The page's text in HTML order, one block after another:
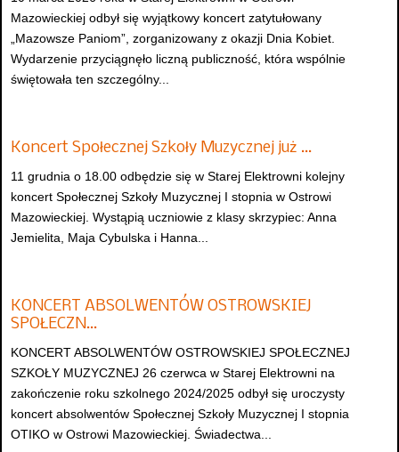
Mazowieckiej odbył się wyjątkowy koncert zatytułowany
„Mazowsze Paniom”, zorganizowany z okazji Dnia Kobiet.
Wydarzenie przyciągnęło liczną publiczność, która wspólnie
świętowała ten szczególny...
Koncert Społecznej Szkoły Muzycznej już …
11 grudnia o 18.00 odbędzie się w Starej Elektrowni kolejny
koncert Społecznej Szkoły Muzycznej I stopnia w Ostrowi
Mazowieckiej. Wystąpią uczniowie z klasy skrzypiec: Anna
Jemielita, Maja Cybulska i Hanna...
KONCERT ABSOLWENTÓW OSTROWSKIEJ
SPOŁECZN…
KONCERT ABSOLWENTÓW OSTROWSKIEJ SPOŁECZNEJ
SZKOŁY MUZYCZNEJ 26 czerwca w Starej Elektrowni na
zakończenie roku szkolnego 2024/2025 odbył się uroczysty
koncert absolwentów Społecznej Szkoły Muzycznej I stopnia
OTIKO w Ostrowi Mazowieckiej. Świadectwa...